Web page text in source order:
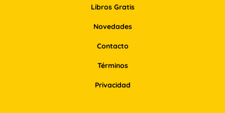
Libros Gratis
Novedades
Contacto
Términos
Privacidad